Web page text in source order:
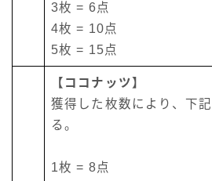
3枚 = 6点
4枚 = 10点
5枚 = 15点
【ココナッツ】
獲得した枚数により、下
る。
1枚 = 8点